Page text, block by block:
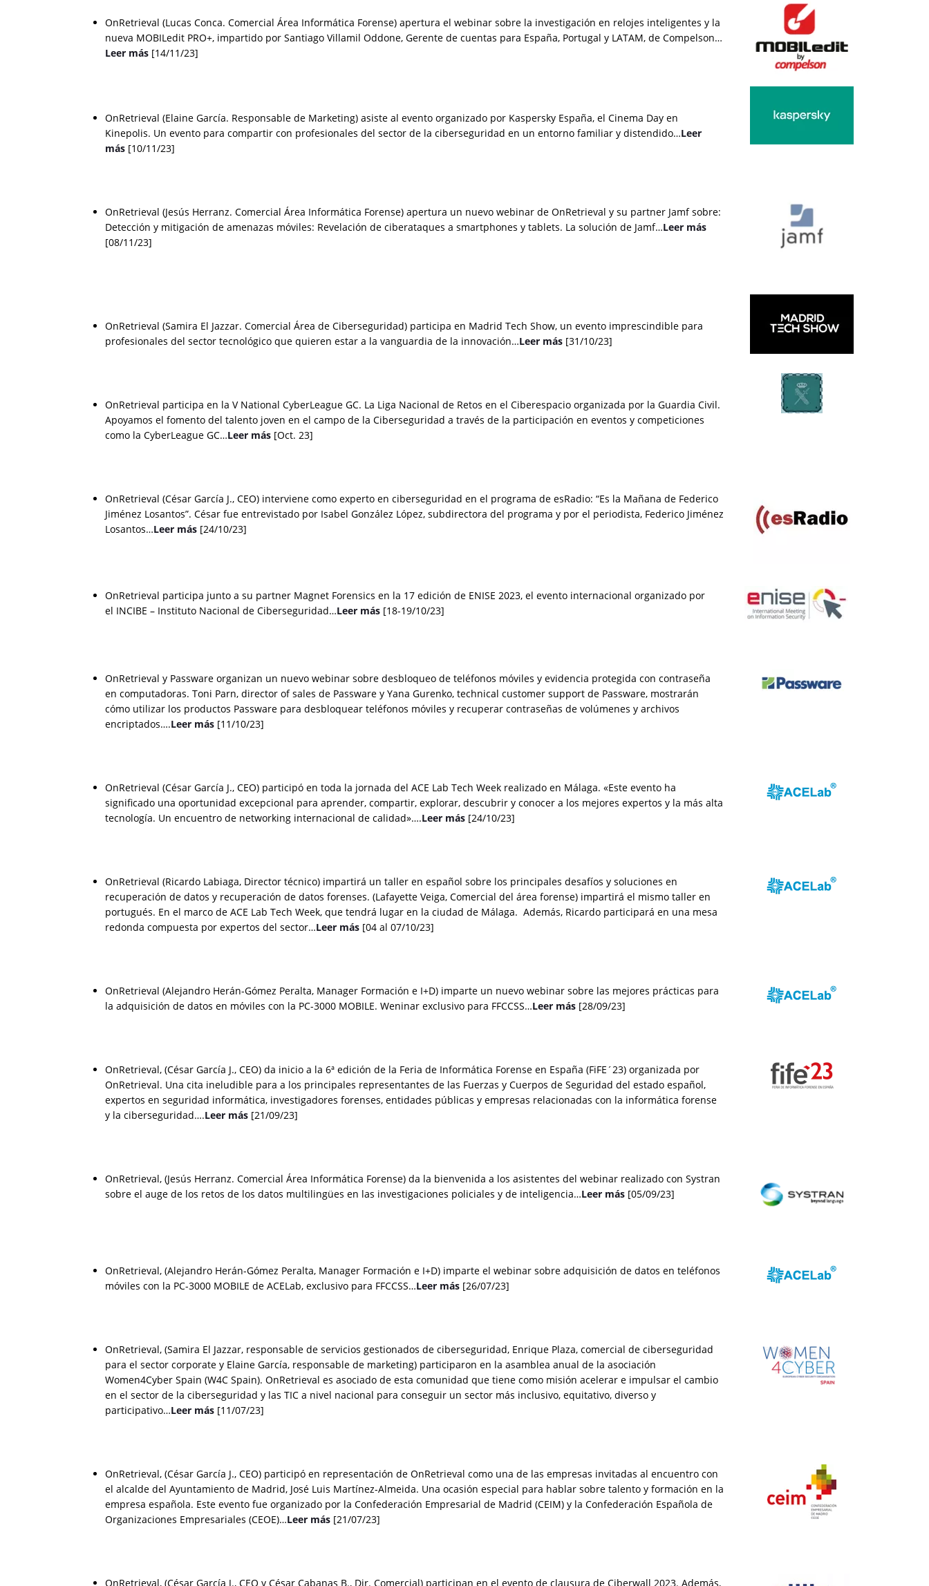
OnRetrieval (Lucas Conca. Comercial Área Informática Forense) apertura el webinar sobre la investigación en relojes inteligentes y la
nueva MOBILedit PRO+, impartido por Santiago Villamil Oddone, Gerente de cuentas para España, Portugal y LATAM, de Compelson…
Leer más [14/11/23]
OnRetrieval (Elaine García. Responsable de Marketing) asiste al evento organizado por Kaspersky España, el Cinema Day en
Kinepolis. Un evento para compartir con profesionales del sector de la ciberseguridad en un entorno familiar y distendido…Leer
más [10/11/23]
OnRetrieval (Jesús Herranz. Comercial Área Informática Forense) apertura un nuevo webinar de OnRetrieval y su partner Jamf sobre:
Detección y mitigación de amenazas móviles: Revelación de ciberataques a smartphones y tablets. La solución de Jamf…Leer más
[08/11/23]
OnRetrieval (Samira El Jazzar. Comercial Área de Ciberseguridad) participa en Madrid Tech Show, un evento imprescindible para
profesionales del sector tecnológico que quieren estar a la vanguardia de la innovación…Leer más [31/10/23]
OnRetrieval participa en la V National CyberLeague GC. La Liga Nacional de Retos en el Ciberespacio organizada por la Guardia Civil.
Apoyamos el fomento del talento joven en el campo de la Ciberseguridad a través de la participación en eventos y competiciones
como la CyberLeague GC…Leer más [Oct. 23]
OnRetrieval (César García J., CEO) interviene como experto en ciberseguridad en el programa de esRadio: “Es la Mañana de Federico
Jiménez Losantos”. César fue entrevistado por Isabel González López, subdirectora del programa y por el periodista, Federico Jiménez
Losantos…Leer más [24/10/23]
OnRetrieval participa junto a su partner Magnet Forensics en la 17 edición de ENISE 2023, el evento internacional organizado por
el INCIBE – Instituto Nacional de Ciberseguridad…Leer más [18-19/10/23]
OnRetrieval y Passware organizan un nuevo webinar sobre desbloqueo de teléfonos móviles y evidencia protegida con contraseña
en computadoras. Toni Parn, director of sales de Passware y Yana Gurenko, technical customer support de Passware, mostrarán
cómo utilizar los productos Passware para desbloquear teléfonos móviles y recuperar contraseñas de volúmenes y archivos
encriptados….Leer más [11/10/23]
OnRetrieval (César García J., CEO) participó en toda la jornada del ACE Lab Tech Week realizado en Málaga. «Este evento ha
significado una oportunidad excepcional para aprender, compartir, explorar, descubrir y conocer a los mejores expertos y la más alta
tecnología. Un encuentro de networking internacional de calidad»….Leer más [24/10/23]
OnRetrieval (Ricardo Labiaga, Director técnico) impartirá un taller en español sobre los principales desafíos y soluciones en
recuperación de datos y recuperación de datos forenses. (Lafayette Veiga, Comercial del área forense) impartirá el mismo taller en
portugués. En el marco de ACE Lab Tech Week, que tendrá lugar en la ciudad de Málaga. Además, Ricardo participará en una mesa
redonda compuesta por expertos del sector…Leer más [04 al 07/10/23]
OnRetrieval (Alejandro Herán-Gómez Peralta, Manager Formación e I+D) imparte un nuevo webinar sobre las mejores prácticas para
la adquisición de datos en móviles con la PC-3000 MOBILE. Weninar exclusivo para FFCCSS…Leer más [28/09/23]
OnRetrieval, (César García J., CEO) da inicio a la 6ª edición de la Feria de Informática Forense en España (FiFE´23) organizada por
OnRetrieval. Una cita ineludible para a los principales representantes de las Fuerzas y Cuerpos de Seguridad del estado español,
expertos en seguridad informática, investigadores forenses, entidades públicas y empresas relacionadas con la informática forense
y la ciberseguridad….Leer más [21/09/23]
OnRetrieval, (Jesús Herranz. Comercial Área Informática Forense) da la bienvenida a los asistentes del webinar realizado con Systran
sobre el auge de los retos de los datos multilingües en las investigaciones policiales y de inteligencia…Leer más [05/09/23]
OnRetrieval, (Alejandro Herán-Gómez Peralta, Manager Formación e I+D) imparte el webinar sobre adquisición de datos en teléfonos
móviles con la PC-3000 MOBILE de ACELab, exclusivo para FFCCSS…Leer más [26/07/23]
OnRetrieval, (Samira El Jazzar, responsable de servicios gestionados de ciberseguridad, Enrique Plaza, comercial de ciberseguridad
para el sector corporate y Elaine García, responsable de marketing) participaron en la asamblea anual de la asociación
Women4Cyber Spain (W4C Spain). OnRetrieval es asociado de esta comunidad que tiene como misión acelerar e impulsar el cambio
en el sector de la ciberseguridad y las TIC a nivel nacional para conseguir un sector más inclusivo, equitativo, diverso y
participativo…Leer más [11/07/23]
OnRetrieval, (César García J., CEO) participó en representación de OnRetrieval como una de las empresas invitadas al encuentro con
el alcalde del Ayuntamiento de Madrid, José Luis Martínez-Almeida. Una ocasión especial para hablar sobre talento y formación en la
empresa española. Este evento fue organizado por la Confederación Empresarial de Madrid (CEIM) y la Confederación Española de
Organizaciones Empresariales (CEOE)…Leer más [21/07/23]
OnRetrieval, (César García J., CEO y César Cabanas B., Dir. Comercial) participan en el evento de clausura de Ciberwall 2023. Además,